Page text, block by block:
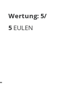
Wertung: 5/
5 EULEN